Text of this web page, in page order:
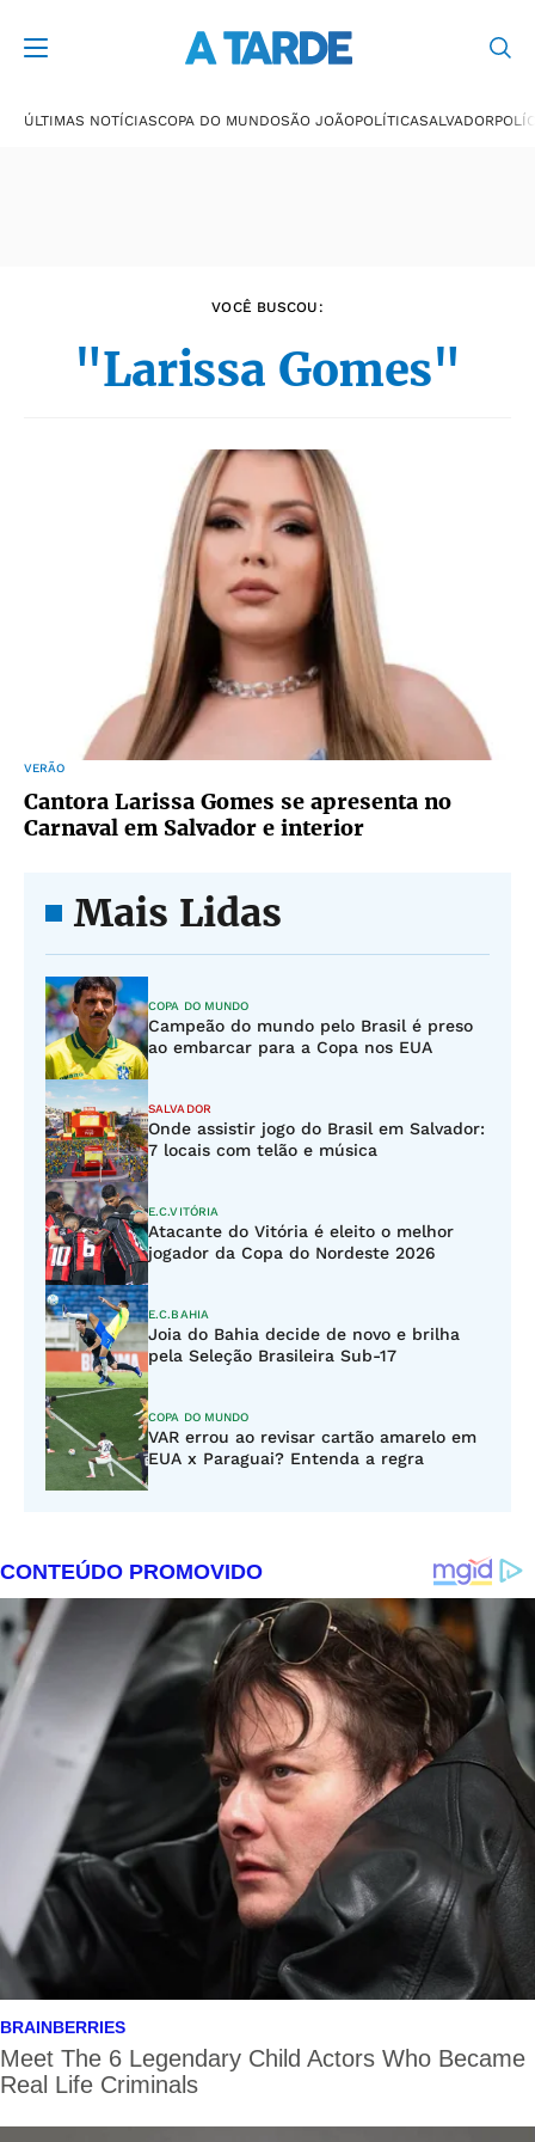
ÚLTIMAS NOTÍCIASCOPA DO MUNDOSÃO JOÃOPOLÍTICASALVADOR
VOCÊ BUSCOU:
"Larissa Gomes"
VERÃO
Cantora Larissa Gomes se apresenta no
Carnaval em Salvador e interior
Mais Lidas
COPA DO MUNDO
Campeão do mundo pelo Brasil é preso
ao embarcar para a Copa nos EUA
SALVADOR
Onde assistir jogo do Brasil em Salvador:
7 locais com telão e música
E.C.VITÓRIA
Atacante do Vitória é eleito o melhor
jogador da Copa do Nordeste 2026
E.C.BAHIA
Joia do Bahia decide de novo e brilha
pela Seleção Brasileira Sub-17
COPA DO MUNDO
VAR errou ao revisar cartão amarelo em
EUA x Paraguai? Entenda a regra